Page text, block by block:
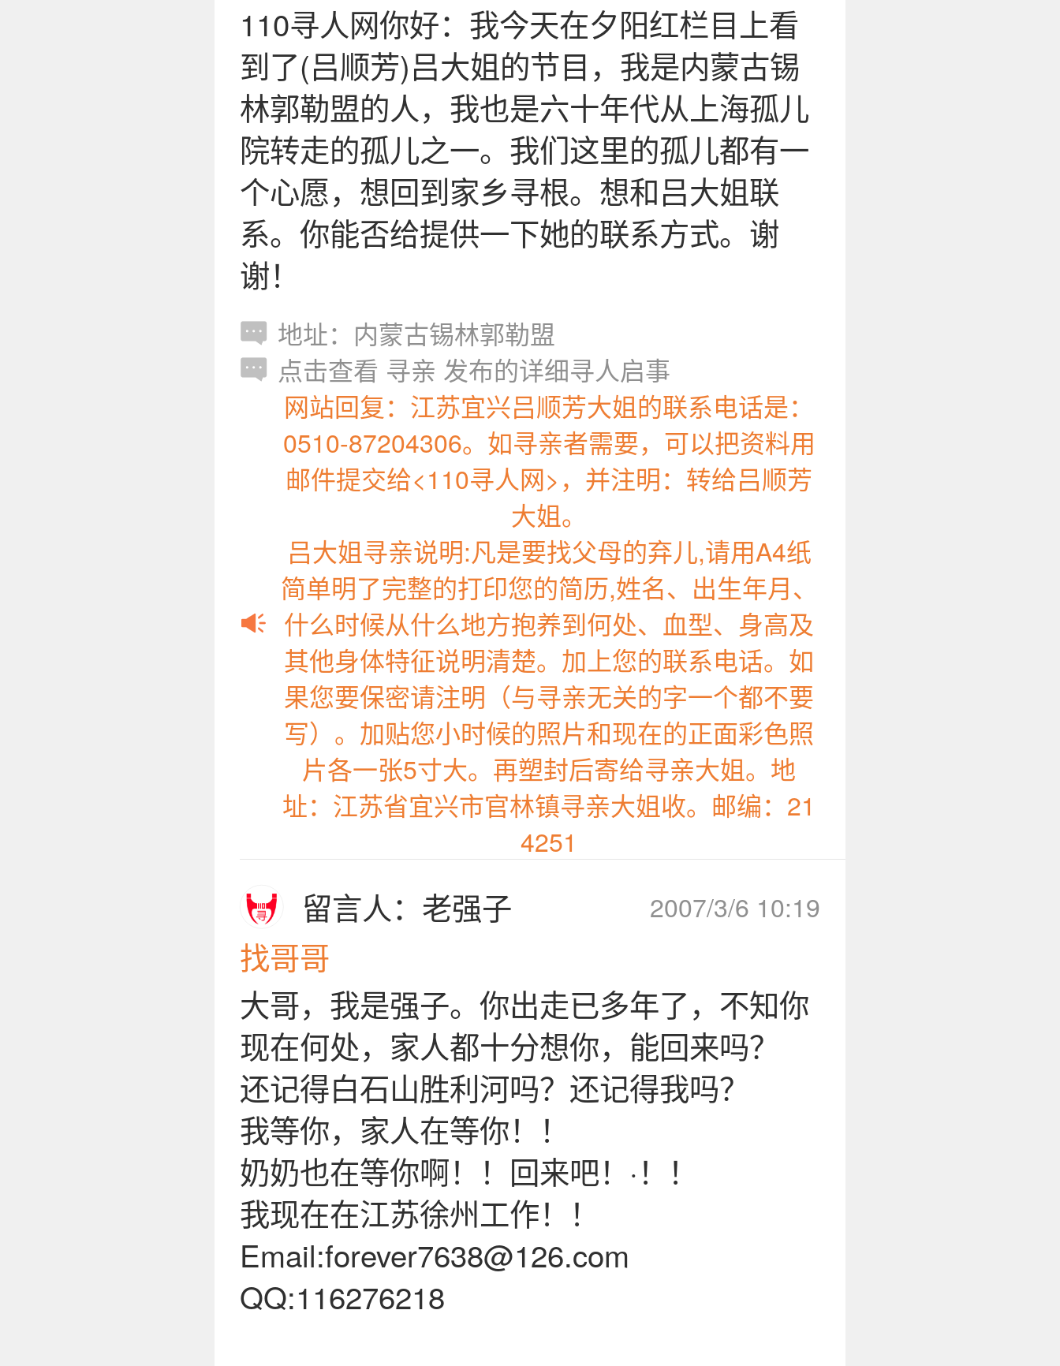
110寻人网你好：我今天在夕阳红栏目上看
到了(吕顺芳)吕大姐的节目，我是内蒙古锡
林郭勒盟的人，我也是六十年代从上海孤儿
院转走的孤儿之一。我们这里的孤儿都有一
个心愿，想回到家乡寻根。想和吕大姐联
系。你能否给提供一下她的联系方式。谢
谢！
地址：内蒙古锡林郭勒盟
点击查看 寻亲 发布的详细寻人启事
网站回复：江苏宜兴吕顺芳大姐的联系电话是：
0510-87204306。如寻亲者需要，可以把资料用
邮件提交给<110寻人网>，并注明：转给吕顺芳
大姐。
吕大姐寻亲说明:凡是要找父母的弃儿,请用A4纸
简单明了完整的打印您的简历,姓名、出生年月、
什么时候从什么地方抱养到何处、血型、身高及
其他身体特征说明清楚。加上您的联系电话。如
果您要保密请注明（与寻亲无关的字一个都不要
写）。加贴您小时候的照片和现在的正面彩色照
片各一张5寸大。再塑封后寄给寻亲大姐。地
址：江苏省宜兴市官林镇寻亲大姐收。邮编：21
4251
2007/3/6 10:19
留言人：老强子
找哥哥
大哥，我是强子。你出走已多年了，不知你
现在何处，家人都十分想你，能回来吗？
还记得白石山胜利河吗？还记得我吗？
我等你，家人在等你！！
奶奶也在等你啊！！回来吧！·！！
我现在在江苏徐州工作！！
Email:forever7638@126.com
QQ:116276218